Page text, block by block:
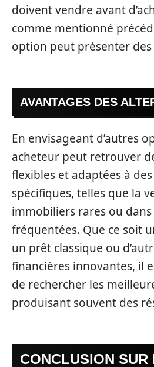
doivent vendre avant
comme mentionné
option peut présenter
AVANTAGES DES
En envisageant d’autres
acheteur peut retrouver
flexibles et adaptées à
spécifiques, telles que la
immobiliers rares ou dans
fréquentées. Que ce soit
un prêt classique ou
financières innovantes, il
de rechercher les
produisant souvent des
CONCLUSION SUR